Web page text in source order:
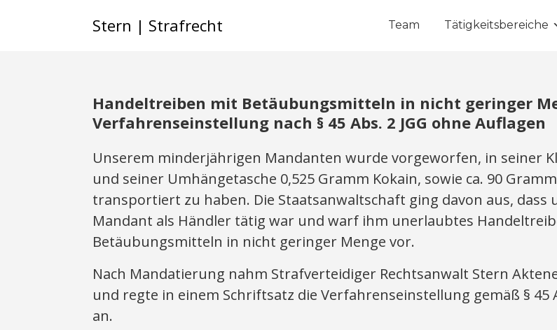
Stern | Strafrecht Team Tätigkeitsbereiche
Handeltreiben mit Betäubungsmitteln in nicht geringer
Verfahrenseinstellung nach § 45 Abs. 2 JGG ohne Auflagen
Unserem minderjährigen Mandanten wurde vorgeworfen, in seiner
und seiner Umhängetasche 0,525 Gramm Kokain, sowie ca. 90
transportiert zu haben. Die Staatsanwaltschaft ging davon aus, dass
Mandant als Händler tätig war und warf ihm unerlaubtes
Betäubungsmitteln in nicht geringer Menge vor.
Nach Mandatierung nahm Strafverteidiger Rechtsanwalt Stern
und regte in einem Schriftsatz die Verfahrenseinstellung gemäß § 45
an.